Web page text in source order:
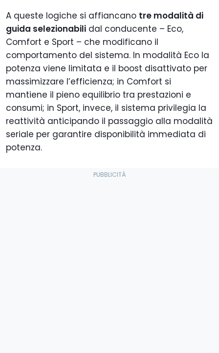
A queste logiche si affiancano tre modalità di
guida selezionabili dal conducente – Eco,
Comfort e Sport – che modificano il
comportamento del sistema. In modalità Eco la
potenza viene limitata e il boost disattivato per
massimizzare l’efficienza; in Comfort si
mantiene il pieno equilibrio tra prestazioni e
consumi; in Sport, invece, il sistema privilegia la
reattività anticipando il passaggio alla modalità
seriale per garantire disponibilità immediata di
potenza.